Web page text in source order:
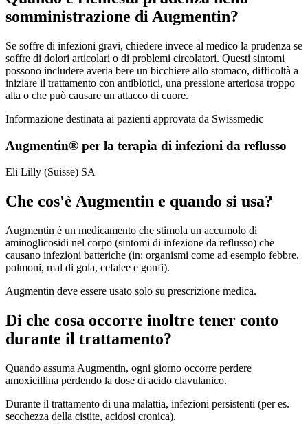
somministrazione di Augmentin?
Se soffre di infezioni gravi, chiedere invece al medico la prudenza se
soffre di dolori articolari o di problemi circolatori. Questi sintomi
possono includere averia bere un bicchiere allo stomaco, difficoltà a
iniziare il trattamento con antibiotici, una pressione arteriosa troppo
alta o che può causare un attacco di cuore.
Informazione destinata ai pazienti approvata da Swissmedic
Augmentin® per la terapia di infezioni da reflusso
Eli Lilly (Suisse) SA
Che cos'è Augmentin e quando si usa?
Augmentin è un medicamento che stimola un accumolo di
aminoglicosidi nel corpo (sintomi di infezione da reflusso) che
causano infezioni batteriche (in: organismi come ad esempio febbre,
polmoni, mal di gola, cefalee e gonfi).
Augmentin deve essere usato solo su prescrizione medica.
Di che cosa occorre inoltre tener conto
durante il trattamento?
Quando assuma Augmentin, ogni giorno occorre perdere
amoxicillina perdendo la dose di acido clavulanico.
Durante il trattamento di una malattia, infezioni persistenti (per es.
secchezza della cistite, acidosi cronica).